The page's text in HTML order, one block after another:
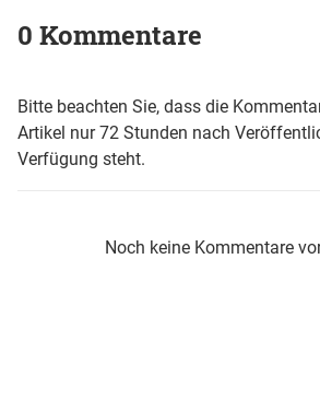
0 Kommentare
Bitte beachten Sie, dass die
Artikel nur 72 Stunden nach
Verfügung steht.
Noch keine Kommentare